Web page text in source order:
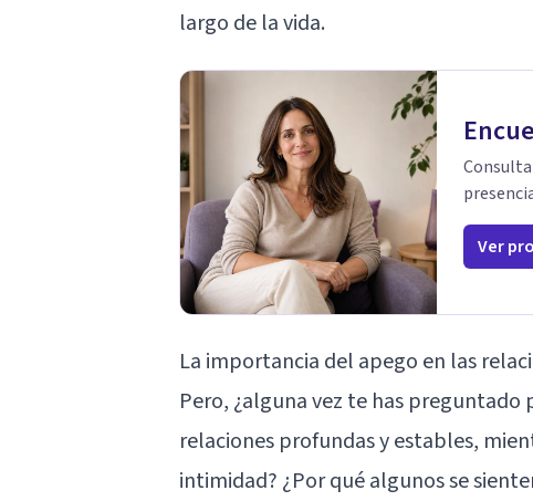
largo de la vida.
Ver
La importancia del apego en las
Pero, ¿alguna vez te has
relaciones profundas y estables,
intimidad? ¿Por qué algunos se